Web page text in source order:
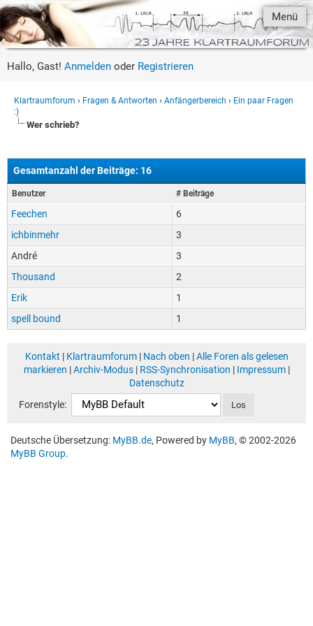
Menü
Hallo, Gast! Anmelden oder Registrieren
Klartraumforum › Fragen & Antworten › Anfängerbereich › Ein paar Fragen
:)
Wer schrieb?
Gesamtanzahl der Beiträge: 16
Benutzer # Beiträge
Feechen
6
ichbinmehr
3
André
3
Thousand
2
Erik
1
spell bound
1
Kontakt | Klartraumforum| Nach oben |Alle Foren als gelesen
markieren |Archiv-Modus| RSS-Synchronisation | Impressum|
Datenschutz
Forenstyle:
Deutsche Übersetzung: MyBB.de, Powered by MyBB, © 2002-2026
MyBB Group.